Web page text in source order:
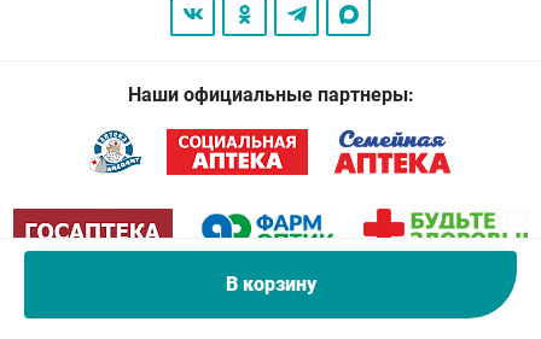
В корзину
Наши официальные партнеры: